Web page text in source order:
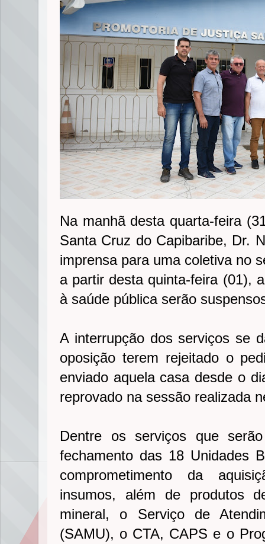
Na manhã desta quarta-feira
Santa Cruz do Capibaribe, Dr.
imprensa para uma coletiva no
a partir desta quinta-feira (01),
à saúde pública serão
A interrupção dos serviços se
oposição terem rejeitado o
enviado aquela casa desde o
reprovado na sessão realizada
Dentre os serviços que
fechamento das 18 Unidades
comprometimento da
insumos, além de produtos
mineral, o Serviço de
(SAMU), o CTA, CAPS e o